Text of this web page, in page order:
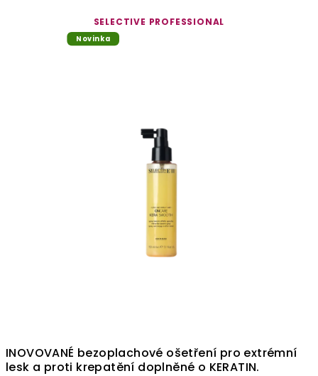
INOVOVANÉ bezoplachové ošetření pro extrémní
lesk a proti krepatění doplněné o KERATIN.
SELECTIVE PROFESSIONAL
Novinka